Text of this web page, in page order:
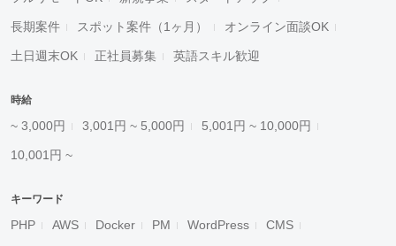
長期案件 スポット案件（1ヶ月） オンライン面談OK
土日週末OK 正社員募集 英語スキル歓迎
時給
~ 3,000円 3,001円 ~ 5,000円 5,001円 ~ 10,000円
10,001円 ~
キーワード
PHP AWS Docker PM WordPress CMS